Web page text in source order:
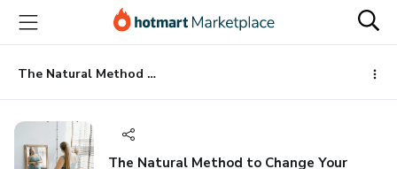
main
content
The Natural Method to Change Your Body and Your Life
The Natural Method to Change Your